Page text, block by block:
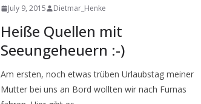
July 9, 2015 Dietmar_Henke
Heiße Quellen mit
Seeungeheuern :-)
Am ersten, noch etwas trüben Urlaubstag meiner
Mutter bei uns an Bord wollten wir nach Furnas